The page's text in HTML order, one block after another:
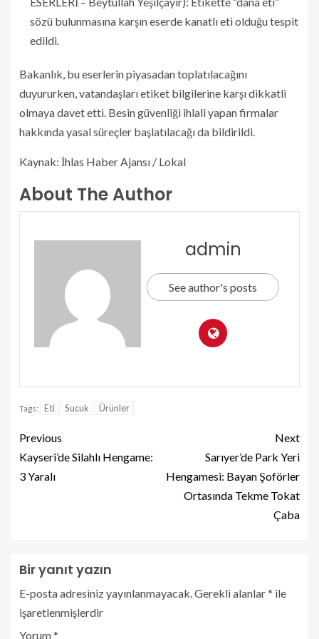
sözü bulunmasına karşın eserde kanatlı eti olduğu tespit
edildi.
Bakanlık, bu eserlerin piyasadan toplatılacağını
duyururken, vatandaşları etiket bilgilerine karşı dikkatli
olmaya davet etti. Besin güvenliği ihlali yapan firmalar
hakkında yasal süreçler başlatılacağı da bildirildi.
Kaynak: İhlas Haber Ajansı / Lokal
About The Author
admin
See author's posts
Tags: Eti Sucuk Ürünler
Previous
Kayseri’de Silahlı Hengame:
3 Yaralı
Next
Sarıyer’de Park Yeri
Hengamesi: Bayan Şoförler
Ortasında Tekme Tokat
Çaba
Bir yanıt yazın
E-posta adresiniz yayınlanmayacak. Gerekli alanlar* ile
işaretlenmişlerdir
Yorum*